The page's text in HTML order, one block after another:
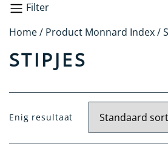
Filter
Zoeken
Dames
Heren
Home/ Product Monnard Index /
STIPJES
Enig resultaat